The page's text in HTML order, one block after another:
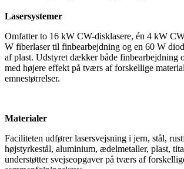
Lasersystemer
Omfatter to 16 kW CW-disklasere, én 4 kW
W fiberlaser til finbearbejdning og en 60 W
af plast. Udstyret dækker både finbearbejdning
med højere effekt på tværs af forskellige
emnestørrelser.
Materialer
Faciliteten udfører lasersvejsning i jern, stål,
højstyrkestål, aluminium, ædelmetaller, plast,
understøtter svejseopgaver på tværs af